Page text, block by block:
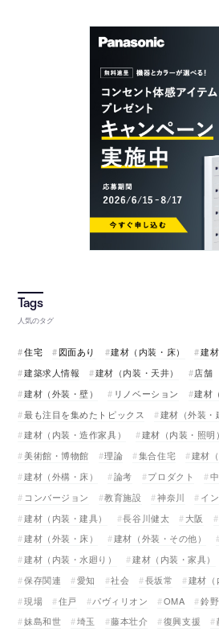
人気のタグ
住宅 図面あり 建材（内装・床） 建
建築求人情報
建材（内装・天井） 店舗
建材（外装・壁）
リノベーション 建材
最も注目を集めたトピックス
建材（外装・
建材（内装・造作家具）
建材（内装・照明）
美術館・博物館
理論 集合住宅
建材
建材（外構・床）
論考 プロダクト
コンバージョン
教育施設 神奈川
イ
建材（内装・建具）
長谷川健太 大阪
建材（外装・床）
建材（外装・その他）
建材（内装・水廻り）
建材（内装・家具）
保存関連
愛知 社会 長坂常 建材（
現場
住戸 パヴィリオン OMA 鈴
妹島和世
埼玉 藤本壮介 復興支援